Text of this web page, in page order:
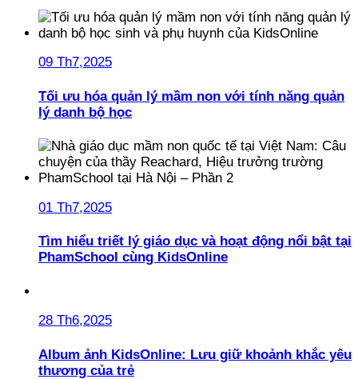
09 Th7,2025
Tối ưu hóa quản lý mầm non với tính năng quản
lý danh bộ học
01 Th7,2025
Tìm hiểu triết lý giáo dục và hoạt động nổi bật tại
PhamSchool cùng KidsOnline
28 Th6,2025
Album ảnh KidsOnline: Lưu giữ khoảnh khắc yêu
thương của trẻ